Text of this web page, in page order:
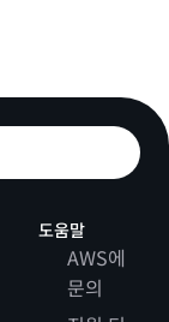
도움말
AWS에
문의